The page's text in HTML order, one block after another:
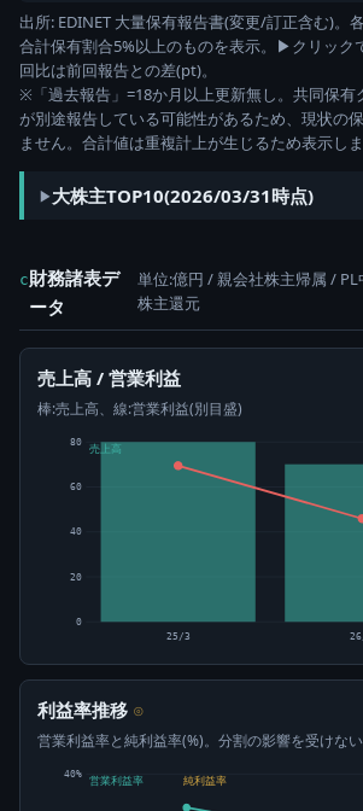
出所: EDINET 大量保有報告書(変更/訂正含む)。
合計保有割合5%以上のものを表示。▶クリック
回比は前回報告との差(pt)。
※「過去報告」=18か月以上更新無し。共同保有
が別途報告している可能性があるため、現状の
ません。合計値は重複計上が生じるため表示しま
大株主TOP10(2026/03/31時点)
c財務諸表デ
ータ
単位:億円 / 親会社株主帰属 / PL
株主還元
売上高 / 営業利益
棒:売上高、線:営業利益(別目盛)
0
20
40
60
80
25/3
売上高
利益率推移 ⊙
営業利益率と純利益率(%)。分割の影響を受けな
40%
営業利益率 純利益率